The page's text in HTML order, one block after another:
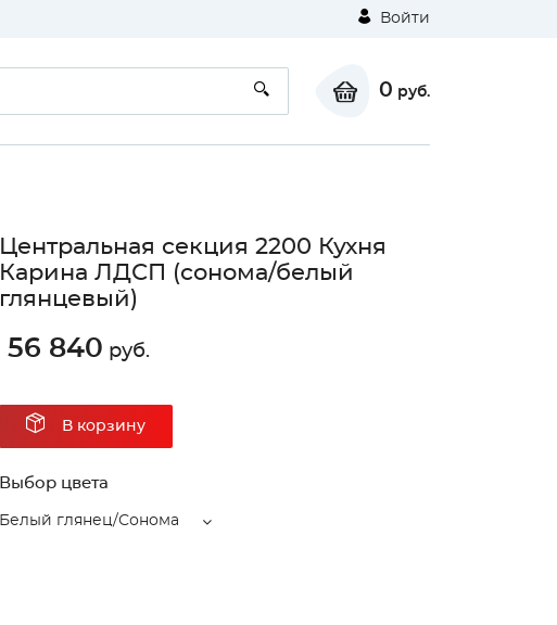
Войти
0 руб.
Центральная секция 2200 Кухня
Карина ЛДСП (сонома/белый
глянцевый)
56 840 руб.
В корзину
Выбор цвета
Белый глянец/Сонома